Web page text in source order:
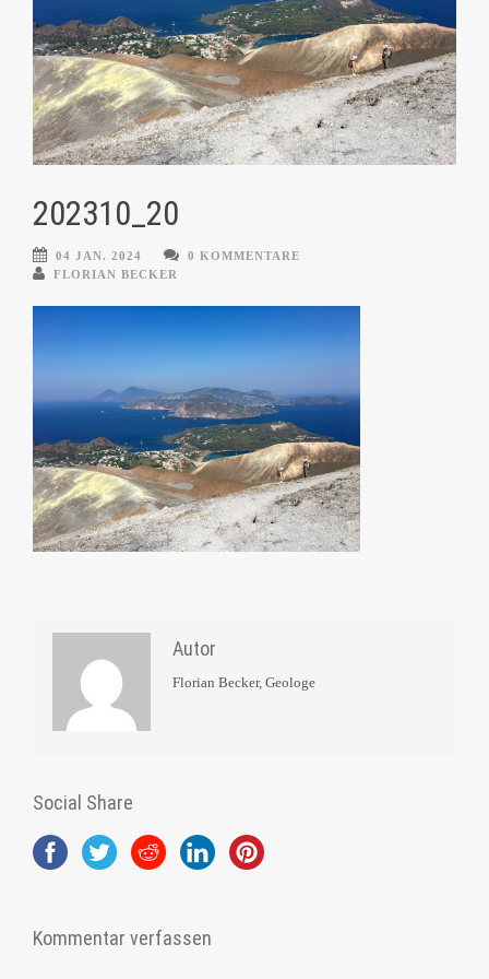
202310_20
04 JAN. 2024
0 KOMMENTARE
FLORIAN BECKER
Autor
Florian Becker, Geologe
Social Share
Kommentar verfassen